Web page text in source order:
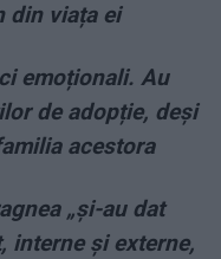
din viața ei
emoționali. Au
de adopție, deși
acestora
„și-au dat
interne și externe,